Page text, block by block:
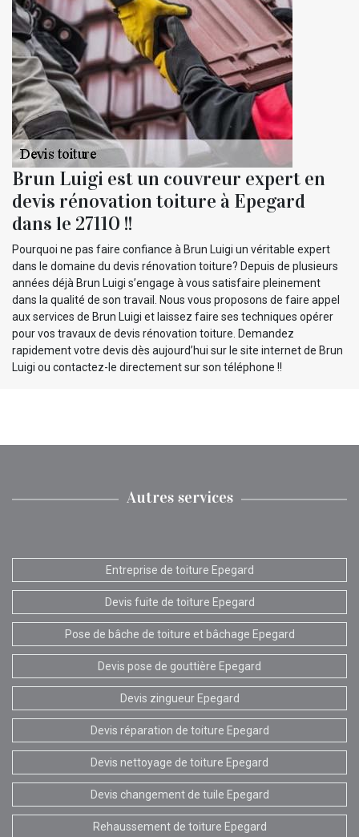
Brun Luigi est un couvreur expert en
devis rénovation toiture à Epegard
dans le 27110 !!
Pourquoi ne pas faire confiance à Brun Luigi un véritable expert
dans le domaine du devis rénovation toiture? Depuis de plusieurs
années déjà Brun Luigi s’engage à vous satisfaire pleinement
dans la qualité de son travail. Nous vous proposons de faire appel
aux services de Brun Luigi et laissez faire ses techniques opérer
pour vos travaux de devis rénovation toiture. Demandez
rapidement votre devis dès aujourd’hui sur le site internet de Brun
Luigi ou contactez-le directement sur son téléphone !!
Autres services
Entreprise de toiture Epegard
Devis fuite de toiture Epegard
Pose de bâche de toiture et bâchage Epegard
Devis pose de gouttière Epegard
Devis zingueur Epegard
Devis réparation de toiture Epegard
Devis nettoyage de toiture Epegard
Devis changement de tuile Epegard
Rehaussement de toiture Epegard